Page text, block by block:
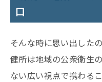
口
そんな時に思い出した
健所は地域の公衆衛生
ない広い視点で携わる